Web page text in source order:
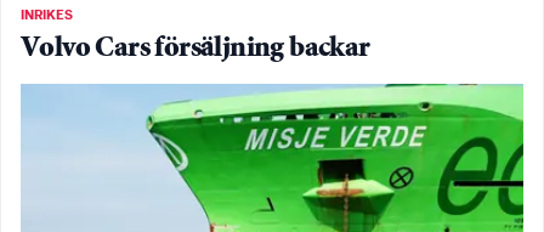
INRIKES
Volvo Cars försäljning backar